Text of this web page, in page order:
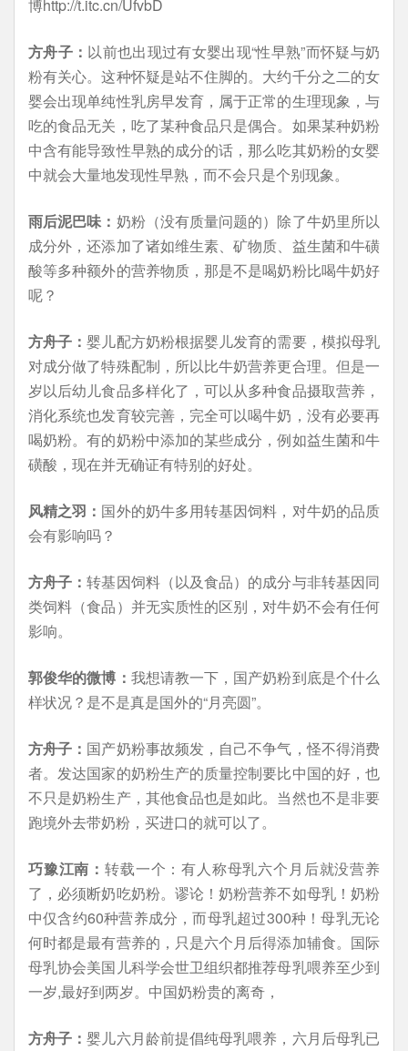
博http://t.itc.cn/UfvbD
方舟子： 以前也出现过有女婴出现“性早熟”而怀疑与奶
粉有关心。这种怀疑是站不住脚的。大约千分之二的女
婴会出现单纯性乳房早发育，属于正常的生理现象，与
吃的食品无关，吃了某种食品只是偶合。如果某种奶粉
中含有能导致性早熟的成分的话，那么吃其奶粉的女婴
中就会大量地发现性早熟，而不会只是个别现象。
雨后泥巴味： 奶粉（没有质量问题的）除了牛奶里所以
成分外，还添加了诸如维生素、矿物质、益生菌和牛磺
酸等多种额外的营养物质，那是不是喝奶粉比喝牛奶好
呢？
方舟子：婴儿配方奶粉根据婴儿发育的需要，模拟母乳
对成分做了特殊配制，所以比牛奶营养更合理。但是一
岁以后幼儿食品多样化了，可以从多种食品摄取营养，
消化系统也发育较完善，完全可以喝牛奶，没有必要再
喝奶粉。有的奶粉中添加的某些成分，例如益生菌和牛
磺酸，现在并无确证有特别的好处。
风精之羽： 国外的奶牛多用转基因饲料，对牛奶的品质
会有影响吗？
方舟子：转基因饲料（以及食品）的成分与非转基因同
类饲料（食品）并无实质性的区别，对牛奶不会有任何
影响。
郭俊华的微博： 我想请教一下，国产奶粉到底是个什么
样状况？是不是真是国外的“月亮圆”。
方舟子： 国产奶粉事故频发，自己不争气，怪不得消费
者。发达国家的奶粉生产的质量控制要比中国的好，也
不只是奶粉生产，其他食品也是如此。当然也不是非要
跑境外去带奶粉，买进口的就可以了。
巧豫江南：转载一个：有人称母乳六个月后就没营养
了，必须断奶吃奶粉。谬论！奶粉营养不如母乳！奶粉
中仅含约60种营养成分，而母乳超过300种！母乳无论
何时都是最有营养的，只是六个月后得添加辅食。国际
母乳协会美国儿科学会世卫组织都推荐母乳喂养至少到
一岁,最好到两岁。中国奶粉贵的离奇，
方舟子：婴儿六月龄前提倡纯母乳喂养，六月后母乳已